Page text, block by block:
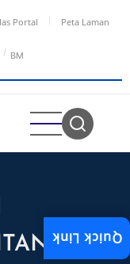
Portal Peta Laman
/ BM
Quick Link